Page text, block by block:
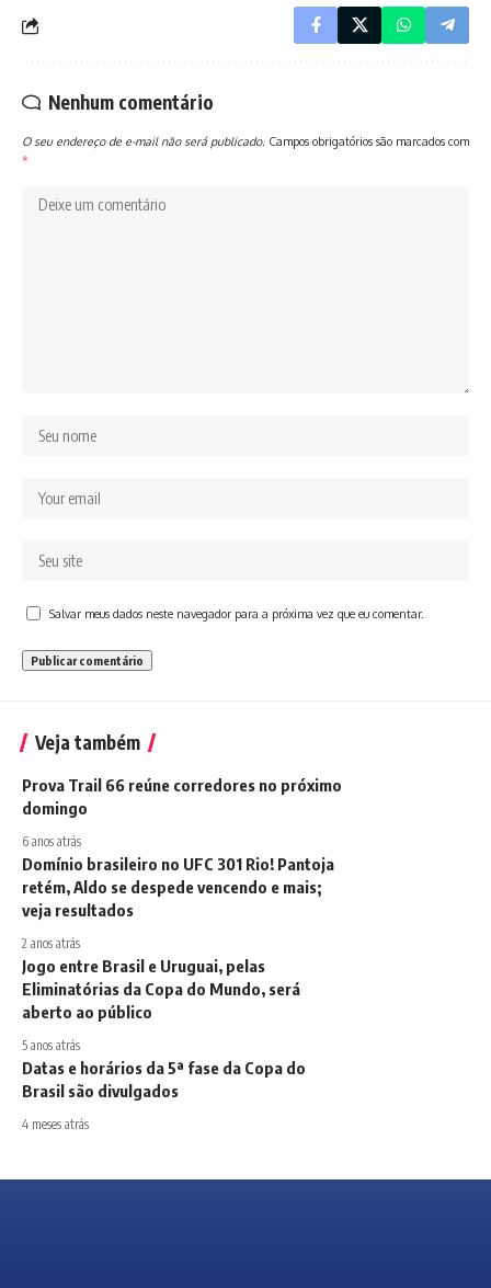
Nenhum comentário
O seu endereço de e-mail não será publicado. Campos obrigatórios são marcados com
*
Salvar meus dados neste navegador para a próxima vez que eu comentar.
Veja também
Prova Trail 66 reúne corredores no próximo
domingo
6 anos atrás
Domínio brasileiro no UFC 301 Rio! Pantoja
retém, Aldo se despede vencendo e mais;
veja resultados
2 anos atrás
Jogo entre Brasil e Uruguai, pelas
Eliminatórias da Copa do Mundo, será
aberto ao público
5 anos atrás
Datas e horários da 5ª fase da Copa do
Brasil são divulgados
4 meses atrás